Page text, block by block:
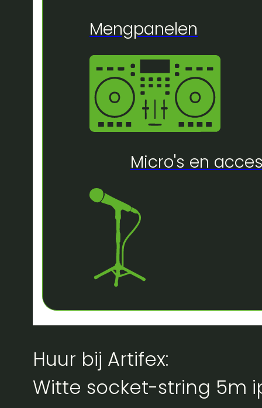
Mengpanelen
Micro's en
Huur bij Artifex:
Witte socket-string 5m